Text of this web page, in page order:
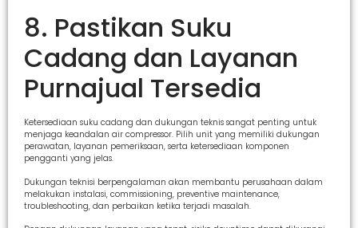
8. Pastikan Suku
Cadang dan Layanan
Purnajual Tersedia
Ketersediaan suku cadang dan dukungan teknis sangat penting untuk
menjaga keandalan air compressor. Pilih unit yang memiliki dukungan
perawatan, layanan pemeriksaan, serta ketersediaan komponen
pengganti yang jelas.
Dukungan teknisi berpengalaman akan membantu perusahaan dalam
melakukan instalasi, commissioning, preventive maintenance,
troubleshooting, dan perbaikan ketika terjadi masalah.